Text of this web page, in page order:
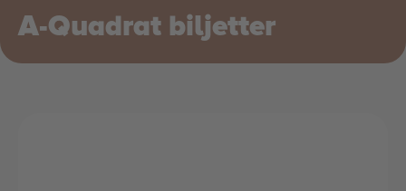
A-Quadrat biljetter